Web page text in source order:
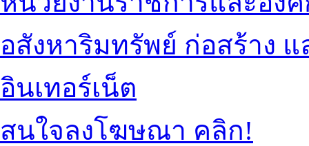
อสังหาริมทรัพย์ ก่อสร้าง
อินเทอร์เน็ต
สนใจลงโฆษณา คลิก!